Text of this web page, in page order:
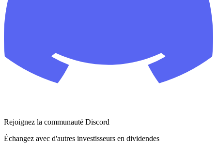
Rejoignez la communauté Discord
Échangez avec d'autres investisseurs en dividendes